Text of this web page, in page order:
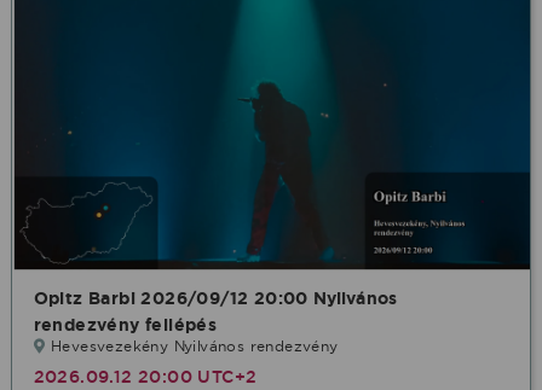
Opitz Barbi 2026/09/12 20:00 Nyilvános
rendezvény fellépés
Hevesvezekény Nyilvános rendezvény
2026.09.12 20:00 UTC+2